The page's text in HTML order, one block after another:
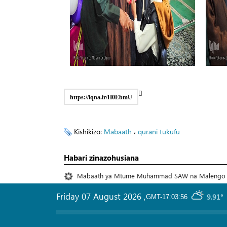
https://iqna.ir/H0EbmU
Kishikizo: Mabaath ، qurani tukufu
Habari zinazohusiana
Mabaath ya Mtume Muhammad SAW na Malengo
GMT-17:03:56 9.91°
Friday 07 August 2026 ,